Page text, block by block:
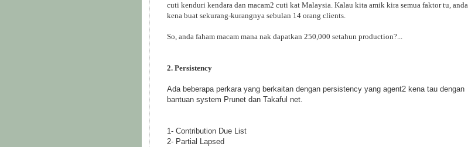
cuti kenduri kendara dan macam2 cuti kat Malaysia. Kalau kita amik kira semua faktor tu, anda
kena buat sekurang-kurangnya sebulan 14 orang clients.
So, anda faham macam mana nak dapatkan 250,000 setahun production?...
2. Persistency
Ada beberapa perkara yang berkaitan dengan persistency yang agent2 kena tau dengan
bantuan system Prunet dan Takaful net.
1- Contribution Due List
2- Partial Lapsed